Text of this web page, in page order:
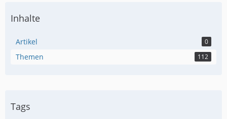
Inhalte
Artikel 0
Themen 112
Tags